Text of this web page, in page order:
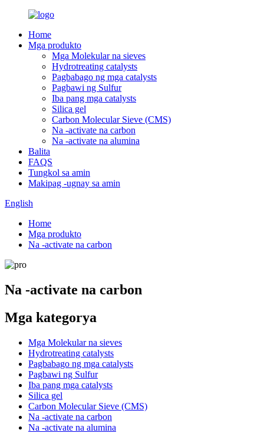
Home
Mga produkto
Mga Molekular na sieves
Hydrotreating catalysts
Pagbabago ng mga catalysts
Pagbawi ng Sulfur
Iba pang mga catalysts
Silica gel
Carbon Molecular Sieve (CMS)
Na -activate na carbon
Na -activate na alumina
Balita
FAQS
Tungkol sa amin
Makipag -ugnay sa amin
English
Home
Mga produkto
Na -activate na carbon
Na -activate na carbon
Mga kategorya
Mga Molekular na sieves
Hydrotreating catalysts
Pagbabago ng mga catalysts
Pagbawi ng Sulfur
Iba pang mga catalysts
Silica gel
Carbon Molecular Sieve (CMS)
Na -activate na carbon
Na -activate na alumina